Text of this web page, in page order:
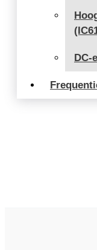
DC-